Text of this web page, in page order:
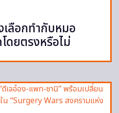
ลือกทำกับหมอ
ดยตรงหรือไม่